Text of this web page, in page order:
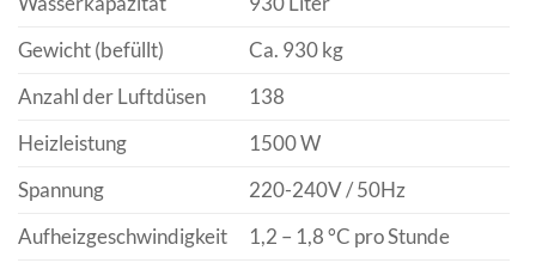
Gewicht (befüllt)
Ca. 930 kg
Anzahl der Luftdüsen
138
Heizleistung
1500 W
Spannung
220-240V / 50Hz
Aufheizgeschwindigkeit
1,2 – 1,8 °C pro Stunde